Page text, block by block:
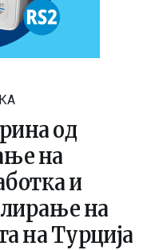
од
на
и
на
на Турција